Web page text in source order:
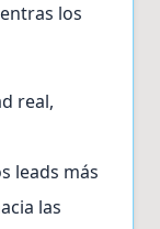
los
real,
leads más
las